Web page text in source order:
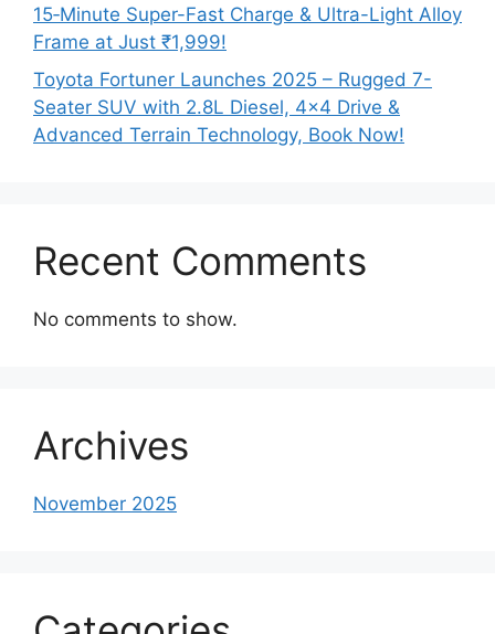
15‑Minute Super-Fast Charge & Ultra-Light Alloy
Frame at Just ₹1,999!
Toyota Fortuner Launches 2025 – Rugged 7-
Seater SUV with 2.8L Diesel, 4×4 Drive &
Advanced Terrain Technology, Book Now!
Recent Comments
No comments to show.
Archives
November 2025